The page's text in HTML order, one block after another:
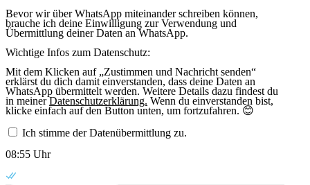
Bevor wir über WhatsApp miteinander schreiben können,
brauche ich deine Einwilligung zur Verwendung und
Übermittlung deiner Daten an WhatsApp.
Wichtige Infos zum Datenschutz:
Mit dem Klicken auf „Zustimmen und Nachricht senden“
erklärst du dich damit einverstanden, dass deine Daten an
WhatsApp übermittelt werden. Weitere Details dazu findest du
in meinerDatenschutzerklärung. Wenn du einverstanden bist,
klicke einfach auf den Button unten, um fortzufahren. 😊
Ich stimme der Datenübermittlung zu.
08:55 Uhr